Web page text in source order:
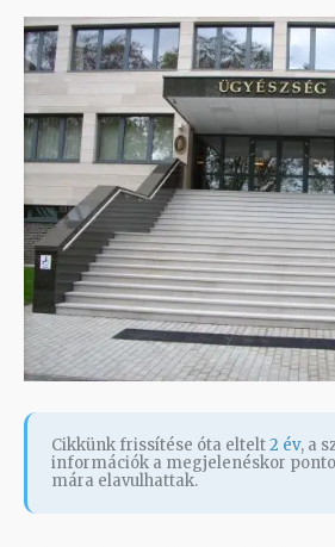
Cikkünk frissítése óta eltelt2 év, a
információk a megjelenéskor
mára elavulhattak.